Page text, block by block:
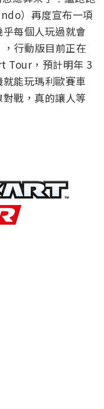
）再度宣布一項
每個人玩過就會
行動版目前正在
Tour，預計明年 3
能玩瑪利歐賽車
戰，真的讓人等